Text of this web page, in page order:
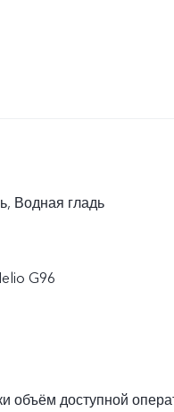
Водная гладь
G96
объём доступной